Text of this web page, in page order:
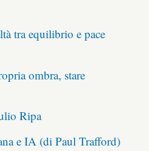
tra equilibrio e pace
ombra, stare
Ripa
e IA (di Paul Trafford)